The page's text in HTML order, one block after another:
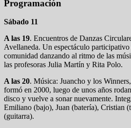
Programación
Sábado 11
A las 19. Encuentros de Danzas
Avellaneda. Un espectáculo
comunidad danzando al ritmo de las
las profesoras Julia Martín y Rita Polo.
A las 20. Música: Juancho y los
formó en 2000, luego de unos años
disco y vuelve a sonar nuevamente.
Emiliano (bajo), Juan (batería), Cristian
(guitarra).